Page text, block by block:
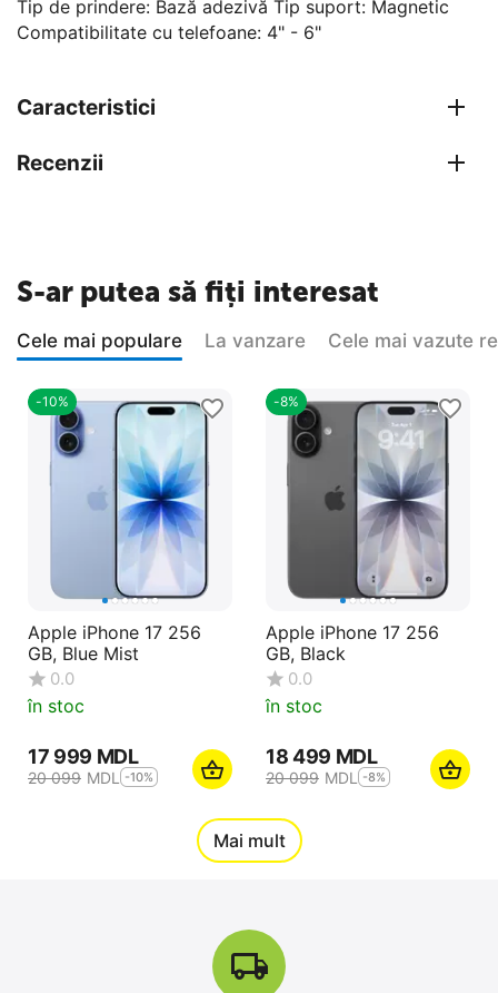
Tip de prindere: Bază adezivă Tip suport: Magnetic
Compatibilitate cu telefoane: 4" - 6"
Caracteristici
Recenzii
S-ar putea să fiți interesat
Cele mai populare La vanzare Cele mai vazute
-10%
Apple iPhone 17 256
GB, Blue Mist
0.0
în stoc
17 999 MDL
20 099 MDL -10%
-8%
Apple iPhone 17 256
GB, Black
0.0
în stoc
18 499 MDL
20 099 MDL -8%
-10%
Mai mult